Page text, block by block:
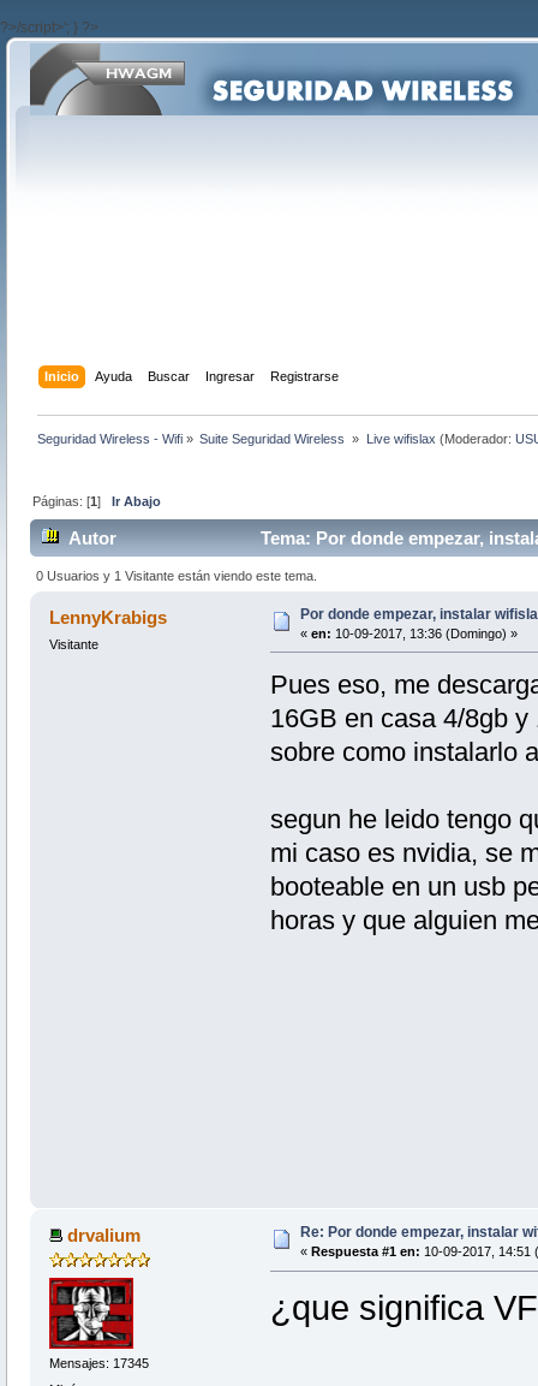
?>/script>'; } ?>
Inicio Ayuda Buscar Ingresar Registrarse
Seguridad Wireless - Wifi » Suite Seguridad Wireless » Live wifislax (Moderador:
Páginas: [1]Ir Abajo
Autor Tema: Por donde empezar,
0 Usuarios y 1 Visitante están viendo este tema.
LennyKrabigs
Visitante
Por donde empezar, instalar
« en: 10-09-2017, 13:36 (Domingo) »
Pues eso, me
16GB en casa 4/8gb
sobre como instalarlo
segun he leido tengo
mi caso es nvidia, se
booteable en un usb
horas y que alguien
drvalium
Mensajes: 17345
Re: Por donde empezar, instalar
« Respuesta #1 en: 10-09-2017, 14:51
¿que significa